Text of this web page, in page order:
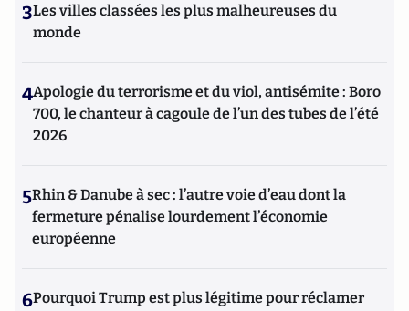
3Les villes classées les plus malheureuses du
monde
4Apologie du terrorisme et du viol, antisémite : Boro
700, le chanteur à cagoule de l’un des tubes de l’été
2026
5Rhin & Danube à sec : l’autre voie d’eau dont la
fermeture pénalise lourdement l’économie
européenne
6Pourquoi Trump est plus légitime pour réclamer